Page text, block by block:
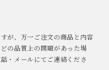
が、万一ご注文の商品と内容
の品質上の問題があった場
・メールにてご連絡くださ